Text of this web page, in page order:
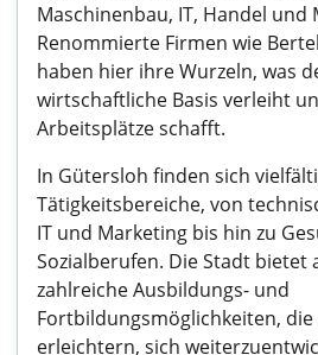
Maschinenbau, IT, Handel und
Renommierte Firmen wie
haben hier ihre Wurzeln, was
wirtschaftliche Basis verleiht
Arbeitsplätze schafft.
In Gütersloh finden sich
Tätigkeitsbereiche, von
IT und Marketing bis hin zu
Sozialberufen. Die Stadt bietet
zahlreiche Ausbildungs- und
Fortbildungsmöglichkeiten,
erleichtern, sich